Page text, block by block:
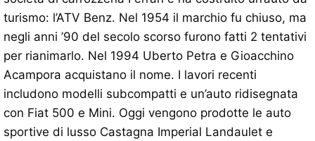
turismo: l’ATV Benz. Nel 1954 il marchio fu chiuso, ma
negli anni ’90 del secolo scorso furono fatti 2 tentativi
per rianimarlo. Nel 1994 Uberto Petra e Gioacchino
Acampora acquistano il nome. I lavori recenti
includono modelli subcompatti e un’auto ridisegnata
con Fiat 500 e Mini. Oggi vengono prodotte le auto
sportive di lusso Castagna Imperial Landaulet e